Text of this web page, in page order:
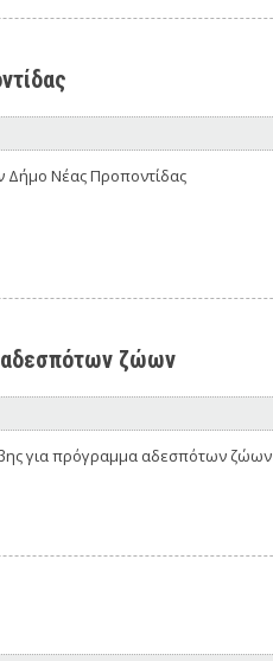
Δήμο Νέας Προποντίδας
αδεσπότων ζώων
για πρόγραμμα αδεσπότων ζώων